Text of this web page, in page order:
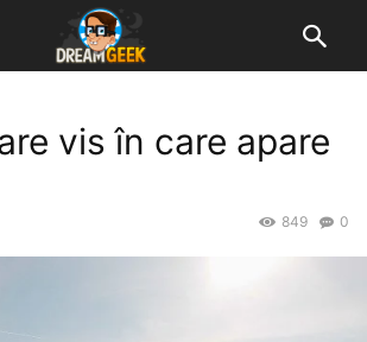
vis în care apare
0
849